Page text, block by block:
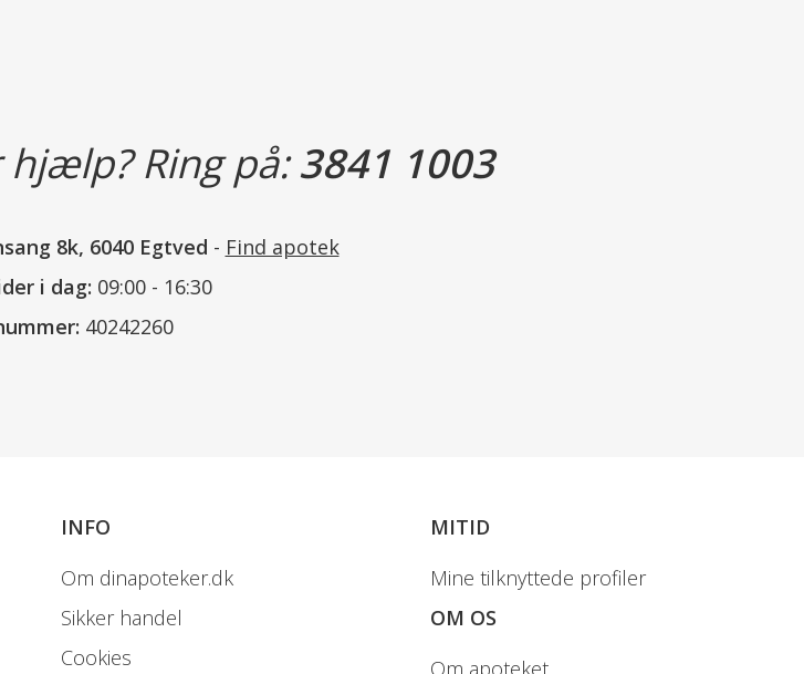
Ring på:3841 1003
8k, 6040 Egtved - Find apotek
i dag: 09:00 - 16:30
40242260
INFO
Om dinapoteker.dk
Sikker handel
Cookies
MITID
Mine tilknyttede profiler
OM OS